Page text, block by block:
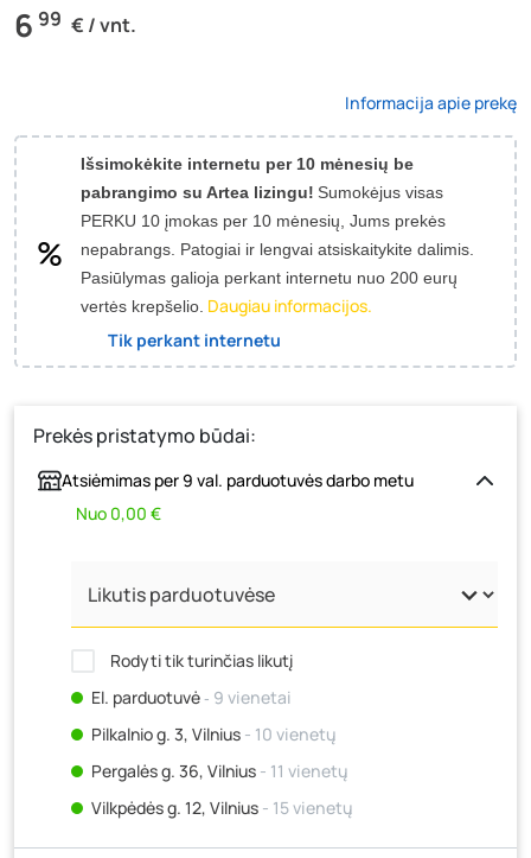
6 99 € / vnt.
Informacija apie prekę
Išsimokėkite internetu per 10 mėnesių be
pabrangimo su Artea lizingu! Sumokėjus visas
PERKU 10 įmokas per 10 mėnesių, Jums prekės
nepabrangs. Patogiai ir lengvai atsiskaitykite dalimis.
Pasiūlymas galioja perkant internetu nuo 200 eurų
vertės krepšelio. Daugiau informacijos.
Tik perkant internetu
Prekės pristatymo būdai:
Atsiėmimas per 9 val. parduotuvės darbo metu
Nuo 0,00 €
Rodyti tik turinčias likutį
El. parduotuvė‐ 9 vienetai
Pilkalnio g. 3, Vilnius - 10 vienetų
Pergalės g. 36, Vilnius - 11 vienetų
Vilkpėdės g. 12, Vilnius - 15 vienetų
Ateities g. 15, Vilnius- 10 vienetų